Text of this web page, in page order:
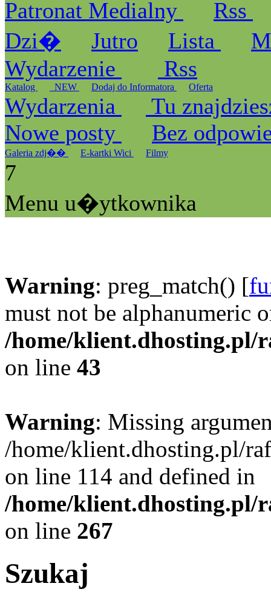
Patronat Medialny
Rss
Dzi�
Jutro Lista
Wydarzenie
Rss
Katalog _NEW Dodaj do Informatora Oferta
Wydarzenia
Tu
Nowe posty
Bez
Galeria zdj�� E-kartki Wici Filmy
7
Menu u�ytkownika
Warning: preg_match() [
must not be alphanumeric
/home/klient.dhosting.pl/
on line 43
Warning: Missing
/home/klient.dhosting.pl/
on line 114 and defined in
/home/klient.dhosting.pl/
on line 267
Szukaj